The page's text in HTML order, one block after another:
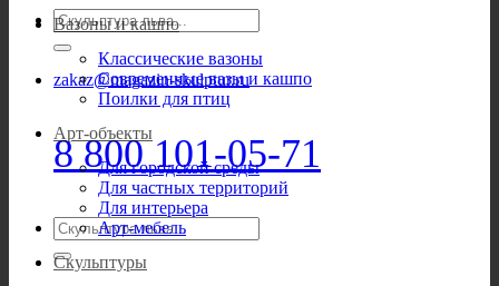
Искать:
zakaz@magazin-skulptur.ru
8 800 101-05-71
Искать:
Вазоны и кашпо
Классические вазоны
Современные вазы и кашпо
Поилки для птиц
Арт-объекты
Для городской среды
Для частных территорий
Для интерьера
Арт-мебель
Скульптуры